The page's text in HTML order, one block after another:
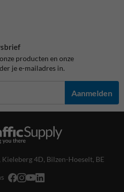
producten en onze
je e-mailadres in.
Aanmelden
Kieleberg 4D, Bilzen-Hoeselt, BE